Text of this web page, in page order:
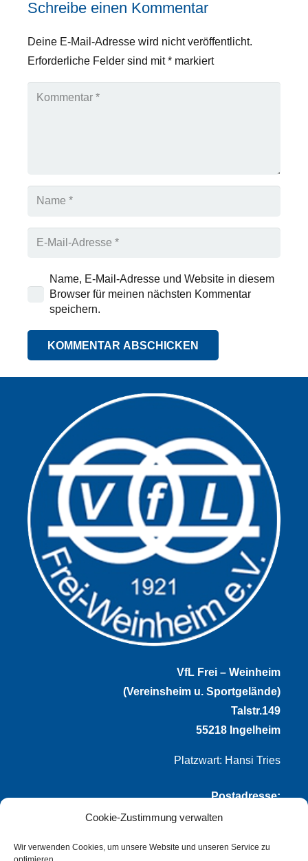
Cookie-Zustimmung verwalten
Wir verwenden Cookies, um unsere Website und unseren Service zu
Schreibe einen Kommentar
Deine E-Mail-Adresse wird nicht veröffentlicht.
Erforderliche Felder sind mit* markiert
Name, E-Mail-Adresse und Website in diesem
Browser für meinen nächsten Kommentar
speichern.
KOMMENTAR ABSCHICKEN
VfL Frei – Weinheim
(Vereinsheim u. Sportgelände)
Talstr.149
55218 Ingelheim
Platzwart: Hansi Tries
Postadresse:
VfL Frei-Weinheim 1921 e.V.
Thomas Winternheimer